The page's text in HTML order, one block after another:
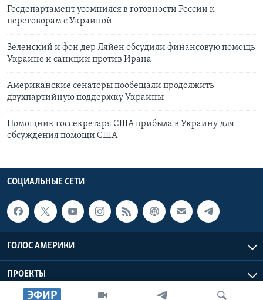
ЭФИР
Госдепартамент усомнился в готовности России к
переговорам с Украиной
Зеленский и фон дер Ляйен обсудили финансовую помощь
Украине и санкции против Ирана
Американские сенаторы пообещали продолжить
двухпартийную поддержку Украины
Помощник госсекретаря США прибыла в Украину для
обсуждения помощи США
СОЦИАЛЬНЫЕ СЕТИ
ГОЛОС АМЕРИКИ
ПРОЕКТЫ